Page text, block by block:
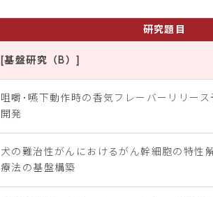
研究題目
[基盤研究（B）]
咀嚼･嚥下動作時の香気フレーバーリリー
開発
犬の難治性がんにおけるがん幹細胞の特性
療法の基盤構築